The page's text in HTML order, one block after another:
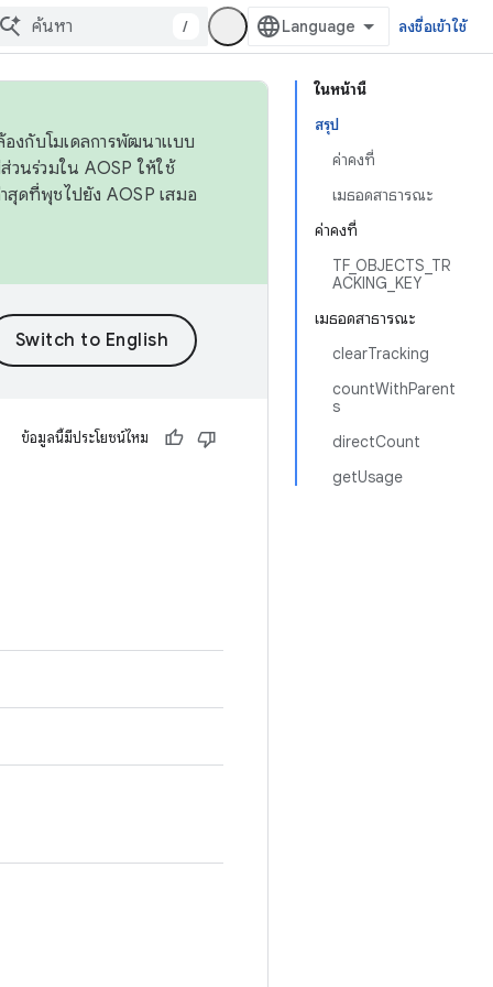
/ ลงชื่อเข้าใช้
ในหน้านี้
สรุป
ค่าคงที่
เมธอดสาธารณะ
ค่าคงที่
TF_OBJECTS_TR
ACKING_KEY
เมธอดสาธารณะ
clearTracking
countWithParent
s
directCount
getUsage
องกับโมเดลการพัฒนาแบบ
วนร่วมใน AOSP ให้ใช้
สุดที่พุชไปยัง AOSP เสมอ
ข้อมูลนี้มีประโยชน์ไหม